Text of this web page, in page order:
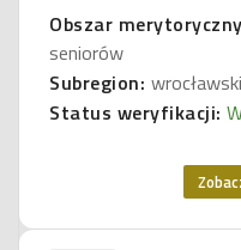
Obszar
seniorów
Subregion: wrocławski
Status weryfikacji: